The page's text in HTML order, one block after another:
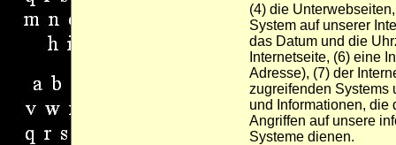
(4) die
System auf unserer
das Datum und die
Internetseite, (6) eine
Adresse), (7) der
zugreifenden Systems
und Informationen, die
Angriffen auf unsere
Systeme dienen.